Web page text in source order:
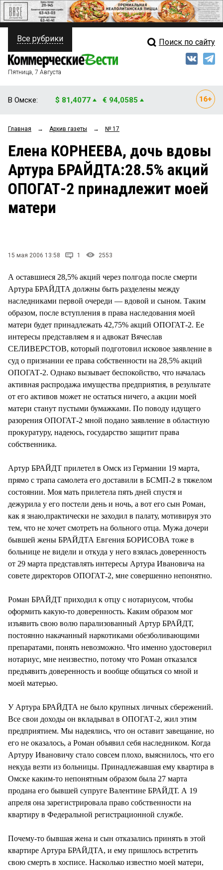
ПОЛИТИКА
ФИНАНСЫ
ОБЩЕСТВО
ЗАКОН
НОВОСТИ КОМПАНИЙ
Свежий выпуск
Рейтинги
Блоги
Архив
Все рубрики Поиск по сайту
Пятница, 7 Августа
В Омске: $ 81,4077 € 94,0585
Главная → Архив газеты → № 17
Елена КОРНЕЕВА, дочь вдовы
Артура БРАЙДТА:28.5% акций
ОПОГАТ-2 принадлежит моей
матери
15 мая 2006 13:58 1 2553
А оставшиеся 28,5% акций через полгода после смерти
Артура БРАЙДТА должны быть разделены между
наследниками первой очереди — вдовой и сыном. Таким
образом, после вступления в права наследования моей
матери будет принадлежать 42,75% акций ОПОГАТ-2. Ее
интересы представляем я и адвокат Вячеслав
СЕЛИВЕРСТОВ, который подготовил исковое заявление в
суд о признании ее права собственности на 28,5% акций
ОПОГАТ-2. Однако вызывает беспокойство, что началась
активная распродажа имущества предприятия, в результате
от его активов может не остаться ничего, а акции моей
матери станут пустыми бумажками. По поводу идущего
разорения ОПОГАТ-2 мной подано заявление в областную
прокуратуру, надеюсь, государство защитит права
собственника.
Артур БРАЙДТ прилетел в Омск из Германии 19 марта,
прямо с трапа самолета его доставили в БСМП-2 в тяжелом
состоянии. Моя мать прилетела пять дней спустя и
дежурила у его постели день и ночь, а вот его сын Роман,
как я знаю,практически не заходил в палату, мотивируя это
тем, что не хочет смотреть на больного отца. Мужа дочери
бывшей жены БРАЙДТА Евгения БОРИСОВА тоже в
больнице не видели и откуда у него взялась доверенность
от 29 марта представлять интересы Артура Ивановича на
совете директоров ОПОГАТ-2, мне совершенно непонятно.
Роман БРАЙДТ приходил к отцу с нотариусом, чтобы
оформить какую-то доверенность. Каким образом мог
изъявить свою волю парализованный Артур БРАЙДТ,
постоянно накачанный наркотиками обезболивающими
препаратами, понять невозможно. Что именно удостоверил
нотариус, мне неизвестно, потому что Роман отказался
предъявить доверенность и вообще общаться со мной и
моей матерью.
У Артура БРАЙДТА не было крупных личных сбережений.
Все свои доходы он вкладывал в ОПОГАТ-2, жил этим
предприятием. Мы надеялись, что он оставит завещание, но
его не оказалось, а Роман объявил себя наследником. Когда
Артуру Ивановичу стало совсем плохо, выяснилось, что его
некуда везти из больницы. Принадлежавшая ему квартира в
Омске каким-то непонятным образом была 27 марта
продана его бывшей супруге Валентине БРАЙДТ. А 19
апреля она зарегистрировала право собственности на
квартиру в Федеральной регистрационной службе.
Почему-то бывшая жена и сын отказались принять в этой
квартире Артура БРАЙДТА, и ему пришлось встретить
свою смерть в хосписе. Насколько известно моей матери,